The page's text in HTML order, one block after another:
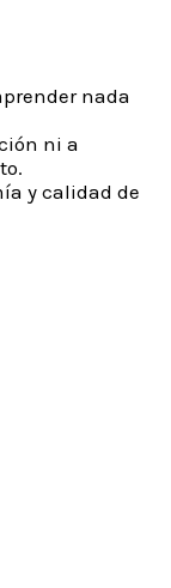
nada
ni a
y calidad de